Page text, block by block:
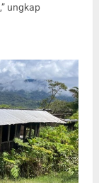
ungkap